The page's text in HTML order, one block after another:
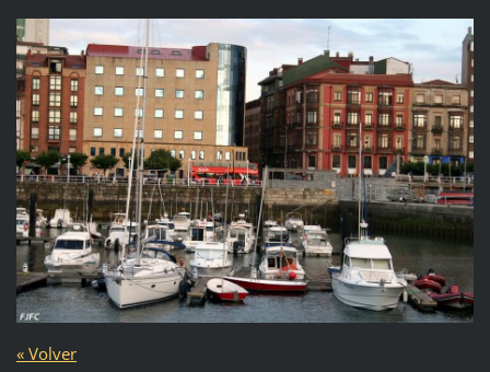
« Volver